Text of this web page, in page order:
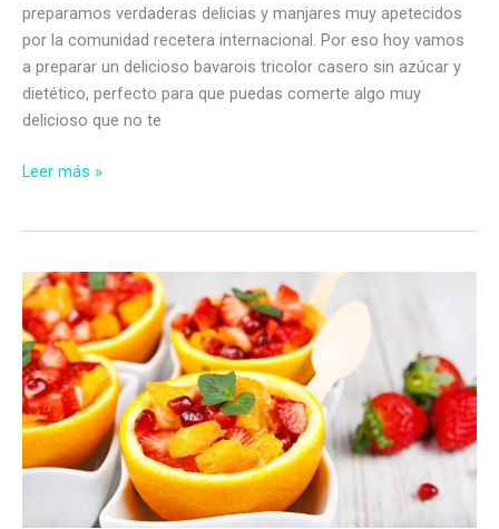
preparamos verdaderas delicias y manjares muy apetecidos
por la comunidad recetera internacional. Por eso hoy vamos
a preparar un delicioso bavarois tricolor casero sin azúcar y
dietético, perfecto para que puedas comerte algo muy
delicioso que no te
Bavarois
Leer más »